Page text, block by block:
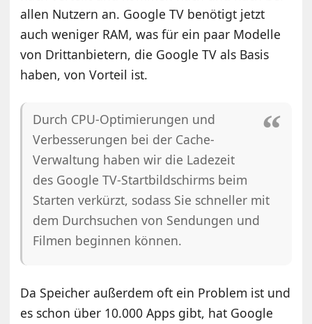
allen Nutzern an. Google TV benötigt jetzt
auch weniger RAM, was für ein paar Modelle
von Drittanbietern, die Google TV als Basis
haben, von Vorteil ist.
Durch CPU-Optimierungen und
Verbesserungen bei der Cache-
Verwaltung haben wir die Ladezeit
des Google TV-Startbildschirms beim
Starten verkürzt, sodass Sie schneller mit
dem Durchsuchen von Sendungen und
Filmen beginnen können.
Da Speicher außerdem oft ein Problem ist und
es schon über 10.000 Apps gibt, hat Google